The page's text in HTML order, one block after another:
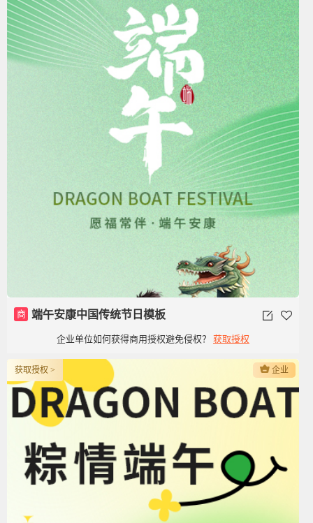
商 端午安康中国传统节日模板
企业单位如何获得商用授权避免侵权？ 获取授权
获取授权 > 企业